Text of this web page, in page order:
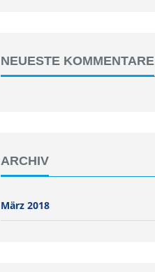
NEUESTE KOMMENTARE
ARCHIV
März 2018